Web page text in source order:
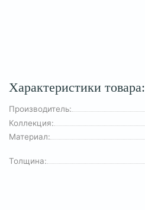
Характеристики товара:
Производитель:
Коллекция:
Материал:
Толщина: